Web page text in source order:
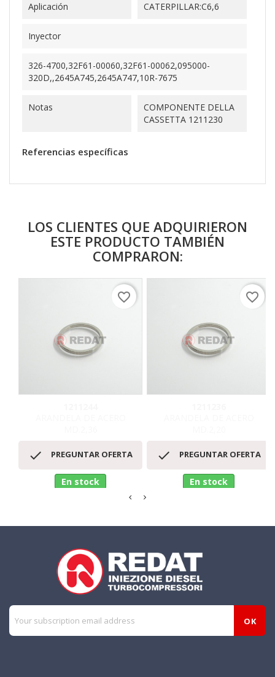
Aplicación CATERPILLAR:C6,6
Inyector
326-4700,32F61-00060,32F61-00062,095000-
320D,,2645A745,2645A747,10R-7675
Notas
COMPONENTE DELLA
CASSETTA 1211230
Referencias específicas
LOS CLIENTES QUE ADQUIRIERON
ESTE PRODUCTO TAMBIÉN
COMPRARON:
 PREGUNTAR OFERTA
En stock
favorite_border
 PREGUNTAR OFERTA
En stock
favorite_border